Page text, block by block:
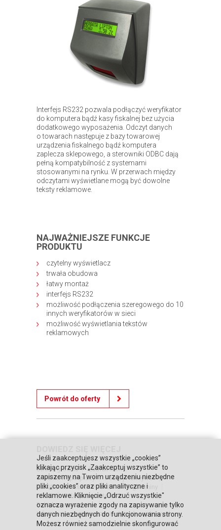
Interfejs RS232 pozwala podłączyć weryfikator
do komputera bądź kasy fiskalnej bez użycia
dodatkowego wyposażenia. Odczyt danych
o towarach następuje z bazy towarowej
urządzenia fiskalnego bądź komputera
zaplecza sklepowego, a sterowniki ODBC dają
pełną kompatybilność z systemami
stosowanymi na rynku. W przerwach między
odczytami wyświetlane mogą być dowolne
teksty reklamowe.
NAJWAŻNIEJSZE FUNKCJE
PRODUKTU
czytelny wyświetlacz
trwała obudowa
łatwy montaż
interfejs RS232
możliwość podłączenia szeregowego do 10
innych weryfikatorów w sieci
możliwość wyświetlania tekstów
reklamowych
Powrót do oferty
Strona główna
Zaufali nam
Warunki współpracy
Poznaj Honeywell
BLIKIEM na kasach POSNET
Regulaminy
RODO
Relacje inwestorskie
Polityka prywatności
Informacja o przetwarzaniu danych osobowych
Jeśli zaakceptujesz wszystkie „cookies”
klikając przycisk „Zaakceptuj wszystkie” to
zapiszemy na Twoim urządzeniu niezbędne
pliki „cookies” oraz pliki analityczne i
reklamowe. Kliknięcie „Odrzuć wszystkie"
oznacza wyrażenie zgody na zapisywanie tylko
danych niezbędnych do funkcjonowania strony.
Możesz również samodzielnie skonfigurować